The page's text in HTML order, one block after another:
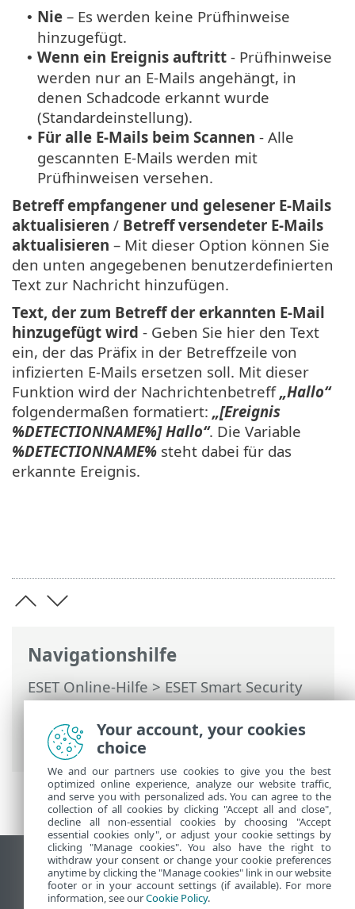
Navigationshilfe
ESET Online-Hilfe>ESET Smart Security
Premium>Erweiterte Einstellungen>
Schutzfunktionen>E-Mail-Client-Schutz
Postfachschutz > Reaktion
• Nie – Es werden keine Prüfhinweise
hinzugefügt.
• Wenn ein Ereignis auftritt - Prüfhinweise
werden nur an E-Mails angehängt, in
denen Schadcode erkannt wurde
(Standardeinstellung).
• Für alle E-Mails beim Scannen - Alle
gescannten E-Mails werden mit
Prüfhinweisen versehen.
Betreff empfangener und gelesener E-Mails
aktualisieren / Betreff versendeter E-Mails
aktualisieren – Mit dieser Option können Sie
den unten angegebenen benutzerdefinierten
Text zur Nachricht hinzufügen.
Text, der zum Betreff der erkannten E-Mail
hinzugefügt wird - Geben Sie hier den Text
ein, der das Präfix in der Betreffzeile von
infizierten E-Mails ersetzen soll. Mit dieser
Funktion wird der Nachrichtenbetreff„Hallo“
folgendermaßen formatiert: „[Ereignis
%DETECTIONNAME%] Hallo“. Die Variable
%DETECTIONNAME% steht dabei für das
erkannte Ereignis.
Desktop-Site anzeigen
End of Life
Your account, your cookies
choice
We and our partners use cookies to give you the best
optimized online experience, analyze our website traffic,
and serve you with personalized ads. You can agree to the
collection of all cookies by clicking "Accept all and close",
decline all non-essential cookies by choosing "Accept
essential cookies only", or adjust your cookie settings by
clicking "Manage cookies". You also have the right to
withdraw your consent or change your cookie preferences
anytime by clicking the "Manage cookies" link in our website
footer or in your account settings (if available). For more
information, see ourCookie Policy.